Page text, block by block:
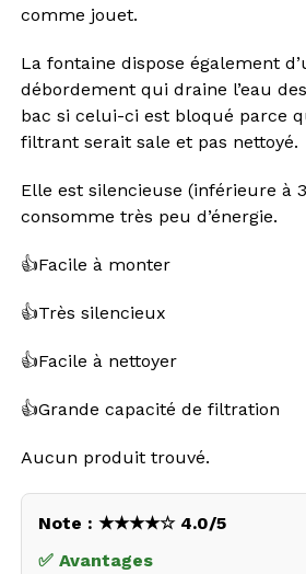
comme jouet.
La fontaine dispose également
débordement qui draine l’eau
bac si celui-ci est bloqué parce
filtrant serait sale et pas nettoyé.
Elle est silencieuse (inférieure à
consomme très peu d’énergie.
👍Facile à monter
👍Très silencieux
👍Facile à nettoyer
👍Grande capacité de filtration
Aucun produit trouvé.
Note : ★★★★☆ 4.0/5
✅ Avantages